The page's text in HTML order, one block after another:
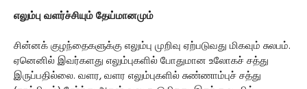
எலும்பு வளர்ச்சியும் தேய்மானமும்
சின்னக் குழந்தைகளுக்கு எலும்பு முறிவு ஏற்படுவது மிகவும் சுலபம்.
ஏனெனில் இவர்களது எலும்புகளில் போதுமான உலோகச் சத்து
இருப்பதில்லை. வளர, வளர எலும்புகளில் சுண்ணாம்புச் சத்து